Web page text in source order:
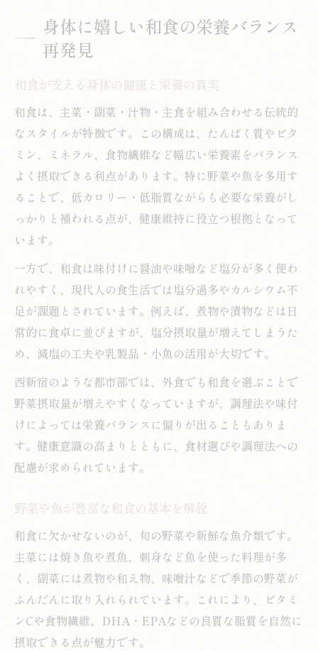
健康志向が高まる西新宿の和食選び方
西新宿の和食で叶える栄養バランス生活
和食ランチでヘルシー習慣を始めるコツ
外食で和食を選ぶ際の健康的な工夫とは
和食ディナーで感じる身体へのやさしさ
和食の弱点と不足栄養素の賢い補い方
和食に潜む弱点と不足しがちな栄養素分析
塩分過多やカルシウム不足を防ぐ食事術
普段の和食をもっと健康的に楽しむ方法
ヘルシーな食生活は和食と洋食の組合せも鍵
和食と洋食を組み合わせた最適な食生活
洋食の長所を和食に取り入れる健康法
和食中心でも不足しがちな栄養素対策
和食と乳製品の調和で得られる新しい価値
日々の献立に和食と洋食を組み合わせるコ
ツ
外食で叶える和食の栄養改善ポイントまとめ
和食ランチでできる栄養バランス調整術
和食ディナーで気を付けたいポイント解説
栄養改善を意識した和食メニューの選び方
居酒屋でも実践できる健康的な和食の工夫
和食を楽しみながら健康を守る新しい工夫
毎日の和食で健康を守るための実践アイデ
身体に嬉しい和食の栄養バランス
再発見
和食が支える身体の健康と栄養の真実
和食は、主菜・副菜・汁物・主食を組み合わせる伝統的
なスタイルが特徴です。この構成は、たんぱく質やビタ
ミン、ミネラル、食物繊維など幅広い栄養素をバランス
よく摂取できる利点があります。特に野菜や魚を多用す
ることで、低カロリー・低脂質ながらも必要な栄養がし
っかりと補われる点が、健康維持に役立つ根拠となって
います。
一方で、和食は味付けに醤油や味噌など塩分が多く使わ
れやすく、現代人の食生活では塩分過多やカルシウム不
足が課題とされています。例えば、煮物や漬物などは日
常的に食卓に並びますが、塩分摂取量が増えてしまうた
め、減塩の工夫や乳製品・小魚の活用が大切です。
西新宿のような都市部では、外食でも和食を選ぶことで
野菜摂取量が増えやすくなっていますが、調理法や味付
けによっては栄養バランスに偏りが出ることもありま
す。健康意識の高まりとともに、食材選びや調理法への
配慮が求められています。
野菜や魚が豊富な和食の基本を解説
和食に欠かせないのが、旬の野菜や新鮮な魚介類です。
主菜には焼き魚や煮魚、刺身など魚を使った料理が多
く、副菜には煮物や和え物、味噌汁などで季節の野菜が
ふんだんに取り入れられています。これにより、ビタミ
ンCや食物繊維、DHA・EPAなどの良質な脂質を自然に
摂取できる点が魅力です。